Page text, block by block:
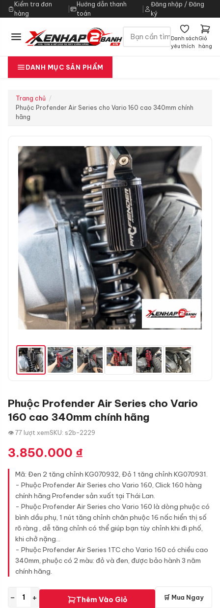
Kiểm tra đơn
hàng
|
Hướng dẫn thanh
toán
Đăng nhập / Đăng
ký
Danh sách
yêu thích
Giỏ
hàng
DANH MỤC SẢN PHẨM
Trang chủ
Phuộc Profender Air Series cho Vario 160 cao 340mm chính
hãng
Phuộc Profender Air Series cho Vario
160 cao 340mm chính hãng
👁 77 lượt xemSKU: s2b-2229
3.850.000 ₫
Mã: Đen 2 tăng chỉnh KG070932, Đỏ 1 tăng chỉnh KG070931.
- Phuộc Profender Air Series cho Vario 160, Click 160 hàng
chính hãng Profender sản xuất tại Thái Lan.
- Phuộc Profender Air Series cho Vario 160 là dòng phuộc có
bình dầu phụ, 1 nút tăng chỉnh chân phuộc 16 nấc hiển thị số
rõ ràng , dễ tăng chỉnh có thể giúp bạn tùy chỉnh khi đi phố,
khi chở nặng...
- Phuộc Profender Air Series 1TC cho Vario 160 có chiều cao
340mm, phuộc có 2 màu: đỏ và đen, được bảo hành 3 năm
chính hãng.
− + Thêm Vào Giỏ 🛒 Mua Ngay